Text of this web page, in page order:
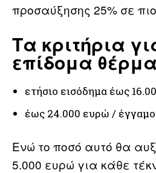
προσαύξησης 25% σε
Τα κριτήρια
επίδομα
ετήσιο εισόδημα έως
έως 24.000 ευρώ /
Ενώ το ποσό αυτό θα
5.000 ευρώ για κάθε